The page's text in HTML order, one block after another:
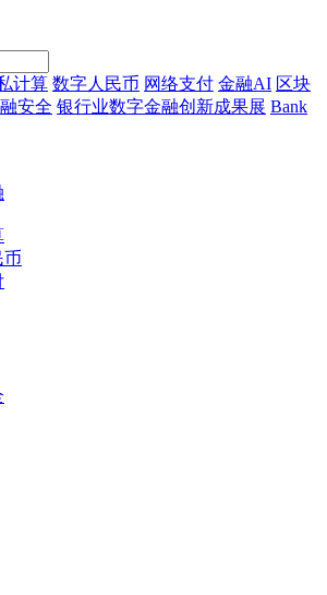
计算 数字人民币 网络支付 金融AI 区块
安全 银行业数字金融创新成果展 Bank
币